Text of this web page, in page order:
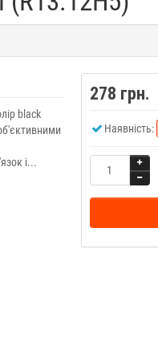
black
і...
278 грн.
Наявність: